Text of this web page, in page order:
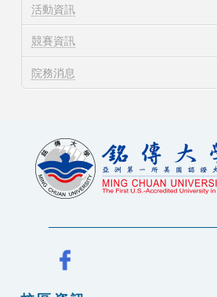
活動資訊
競賽資訊
院務消息